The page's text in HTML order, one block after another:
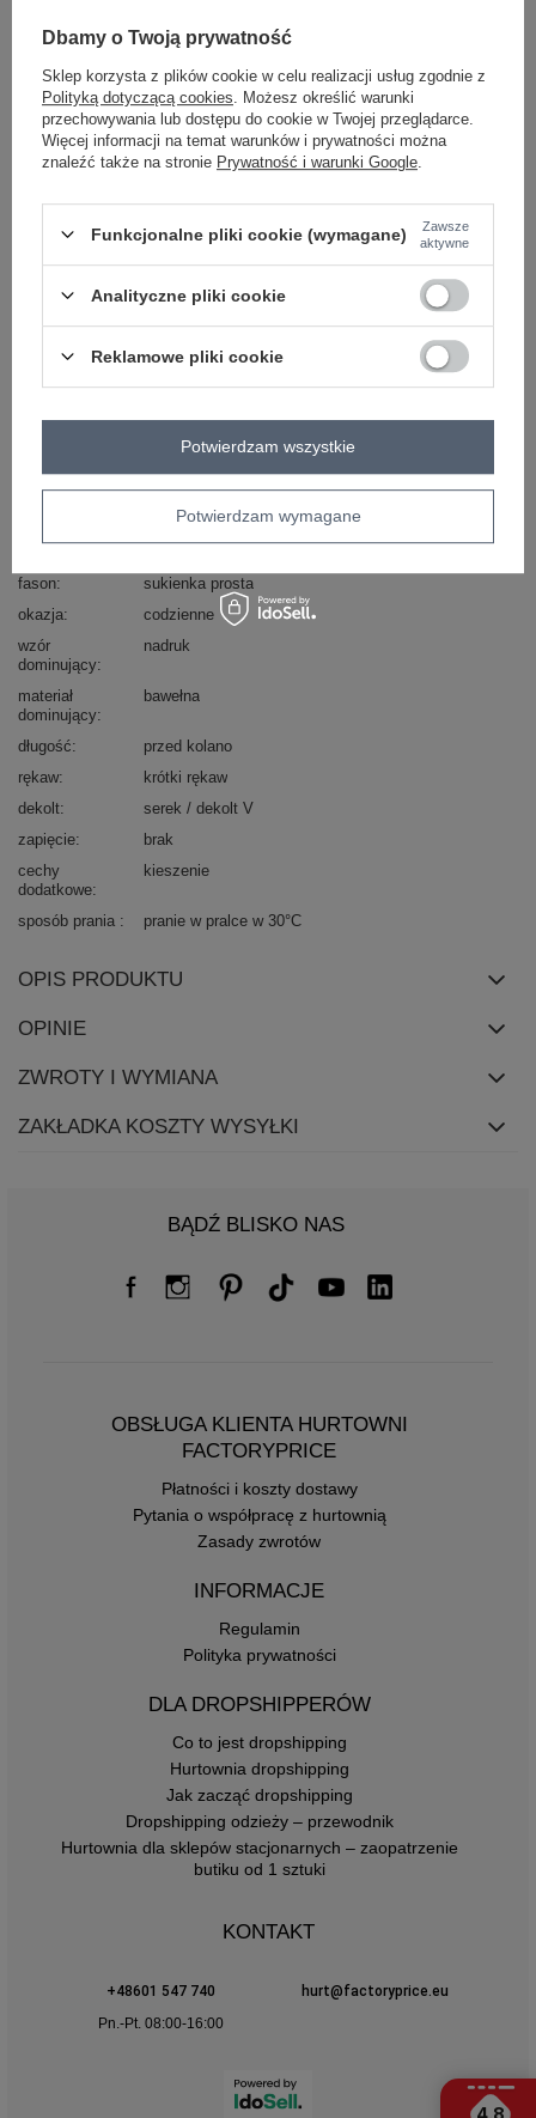
jasny różowy
One size 5906694126192
+48 601 547 740
RV-SK-A1354.70
Marka
RELEVANCE
fason
sukienka prosta
okazja
codzienne
wzór
dominujący
nadruk
materiał
dominujący
bawełna
długość
przed kolano
rękaw
krótki rękaw
dekolt
serek / dekolt V
zapięcie
brak
cechy
dodatkowe
kieszenie
sposób prania pranie w pralce w 30°C
OPIS PRODUKTU
OPINIE
ZWROTY I WYMIANA
ZAKŁADKA KOSZTY WYSYŁKI
BĄDŹ BLISKO NAS
OBSŁUGA KLIENTA HURTOWNI
FACTORYPRICE
Płatności i koszty dostawy
Pytania o współpracę z hurtownią
Zasady zwrotów
INFORMACJE
Regulamin
Polityka prywatności
DLA DROPSHIPPERÓW
Co to jest dropshipping
Hurtownia dropshipping
Jak zacząć dropshipping
Dropshipping odzieży – przewodnik
Hurtownia dla sklepów stacjonarnych – zaopatrzenie
butiku od 1 sztuki
KONTAKT
+48601 547 740
hurt@factoryprice.eu
Pn.-Pt. 08:00-16:00
4.8
Dbamy o Twoją prywatność
Sklep korzysta z plików cookie w celu realizacji usług zgodnie z
Polityką dotyczącą cookies . Możesz określić warunki
przechowywania lub dostępu do cookie w Twojej przeglądarce.
Więcej informacji na temat warunków i prywatności można
znaleźć także na stronie Prywatność i warunki Google
Funkcjonalne pliki cookie (wymagane)
Zawsze
aktywne
Analityczne pliki cookie
Reklamowe pliki cookie
Potwierdzam wymagane
Potwierdzam wszystkie